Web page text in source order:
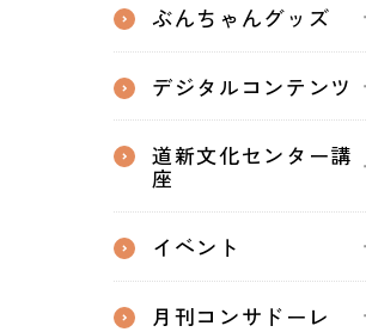
ぶんちゃんグッズ
デジタルコンテンツ
道新文化センター講
座
イベント
月刊コンサドーレ